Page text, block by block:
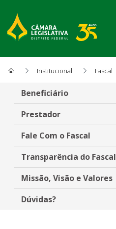
Institucional Fascal
Prestador
Beneficiário
Prestador
Fale Com o Fascal
Transparência do Fascal
Missão, Visão e Valores
Dúvidas?